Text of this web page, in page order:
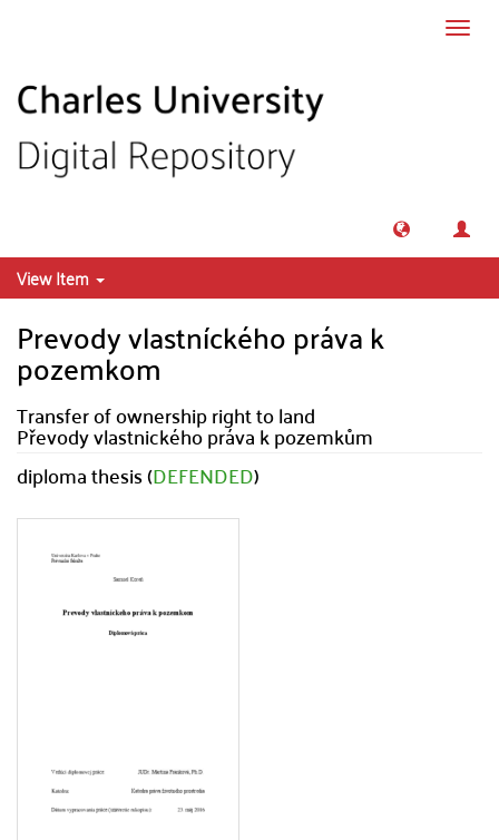
View Item
Prevody vlastníckého práva k
pozemkom
Transfer of ownership right to land
Převody vlastnického práva k pozemkům
diploma thesis (DEFENDED)